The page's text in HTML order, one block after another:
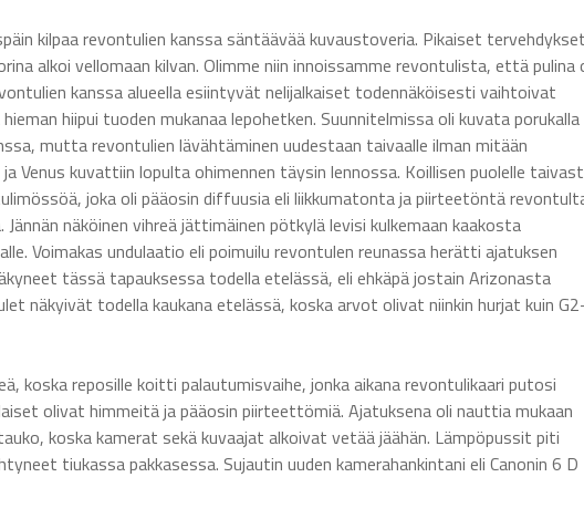
kilpaa revontulien kanssa säntäävää kuvaustoveria. Pikaiset
alkoi vellomaan kilvan. Olimme niin innoissamme revontulista, että pulina
kanssa alueella esiintyvät nelijalkaiset todennäköisesti vaihtoivat
hiipui tuoden mukanaa lepohetken. Suunnitelmissa oli kuvata porukalla
mutta revontulien lävähtäminen uudestaan taivaalle ilman mitään
Venus kuvattiin lopulta ohimennen täysin lennossa. Koillisen puolelle
joka oli pääosin diffuusia eli liikkumatonta ja piirteetöntä
näköinen vihreä jättimäinen pötkylä levisi kulkemaan kaakosta
Voimakas undulaatio eli poimuilu revontulen reunassa herätti ajatuksen
tässä tapauksessa todella etelässä, eli ehkäpä jostain Arizonasta
näkyivät todella kaukana etelässä, koska arvot olivat niinkin hurjat kuin
koska reposille koitti palautumisvaihe, jonka aikana revontulikaari putosi
olivat himmeitä ja pääosin piirteettömiä. Ajatuksena oli nauttia mukaan
koska kamerat sekä kuvaajat alkoivat vetää jäähän. Lämpöpussit piti
tiukassa pakkasessa. Sujautin uuden kamerahankintani eli Canonin 6 D